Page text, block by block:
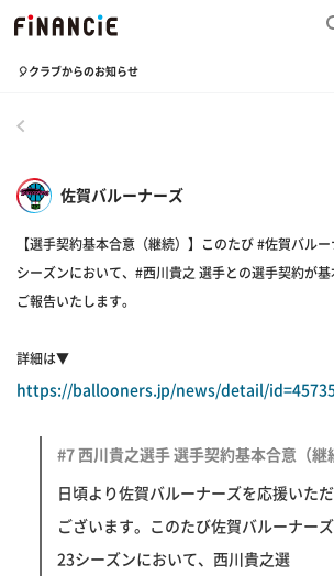
🎈クラブからのお知らせ
佐賀バルーナーズ
【選手契約基本合意（継続）】このたび #佐賀バル
シーズンにおいて、#西川貴之 選手との選手契約が
ご報告いたします。
詳細は▼
https://ballooners.jp/news/detail/
#7 西川貴之選手 選手契約基本合意（継
日頃より佐賀バルーナーズを応援いた
ございます。このたび佐賀バルーナー
23シーズンにおいて、西川貴之選